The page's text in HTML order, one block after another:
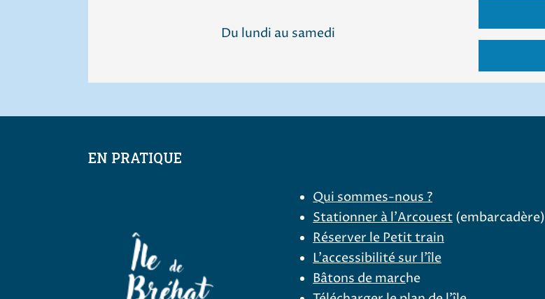
Du lundi au samedi
EN PRATIQUE
Qui sommes-nous ?
Stationner à l'Arcouest (embarcadère)
Réserver le Petit train
L'accessibilité sur l'île
Bâtons de marche